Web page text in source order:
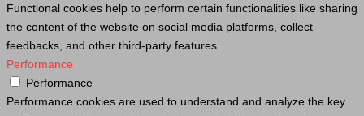
Functional cookies help to perform certain functionalities like sharing
the content of the website on social media platforms, collect
feedbacks, and other third-party features.
Performance
Performance
Performance cookies are used to understand and analyze the key